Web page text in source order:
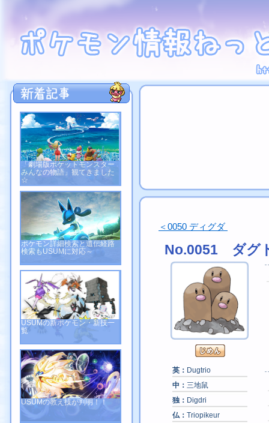
「劇場版ポケットモンスター
みんなの物語」観てきました
☆
ポケモン詳細検索と遺伝経路
検索もUSUMに対応～
USUMの新ポケモン・新技一
覧
USUMの教え技が判明！！
＜0050 ディグダ
No.0051 ダグ
英： Dugtrio
中： 三地鼠
独： Digdri
仏： Triopikeur